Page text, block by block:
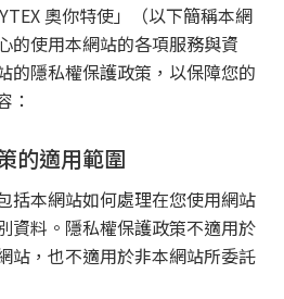
奧你特使」（以下簡稱本網
的使用本網站的各項服務與資
的隱私權保護政策，以保障您的
：
的適用範圍
括本網站如何處理在您使用網站
資料。隱私權保護政策不適用於
站，也不適用於非本網站所委託